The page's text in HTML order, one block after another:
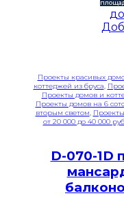
Проекты красивых
коттеджей из бруса,
Проекты домов и
Проекты домов на 6
вторым светом,
от 20 000 до 40 000
D-070-1D